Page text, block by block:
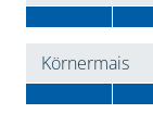
Körnermais